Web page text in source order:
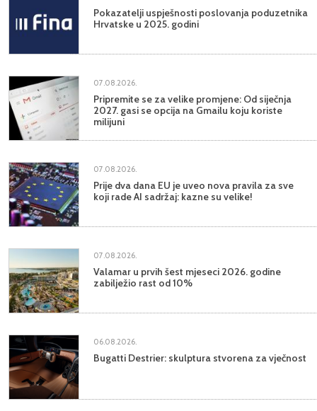
Pokazatelji uspješnosti poslovanja poduzetnika
Hrvatske u 2025. godini
07.08.2026.
Pripremite se za velike promjene: Od siječnja
2027. gasi se opcija na Gmailu koju koriste
milijuni
07.08.2026.
Prije dva dana EU je uveo nova pravila za sve
koji rade AI sadržaj: kazne su velike!
07.08.2026.
Valamar u prvih šest mjeseci 2026. godine
zabilježio rast od 10%
06.08.2026.
Bugatti Destrier: skulptura stvorena za vječnost